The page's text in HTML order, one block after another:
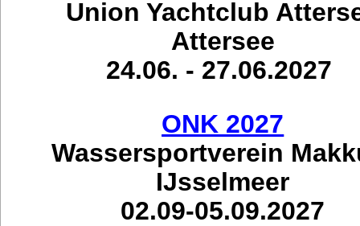
Union Yachtclub
Attersee
24.06. - 27.06.2027
ONK 2027
Wassersportverein
IJsselmeer
02.09-05.09.2027